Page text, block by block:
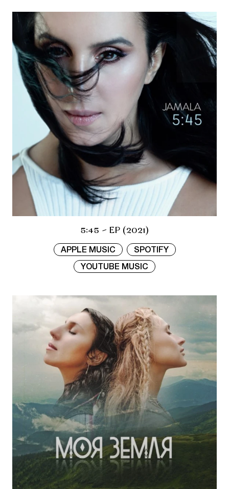
5:45 - EP (2021)
APPLE MUSIC SPOTIFY
YOUTUBE MUSIC